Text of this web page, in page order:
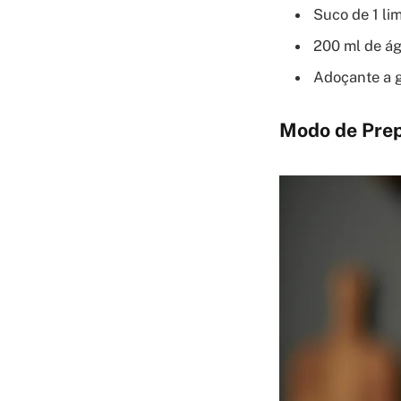
Suco de 1
200 ml de
Adoçante a
Modo de